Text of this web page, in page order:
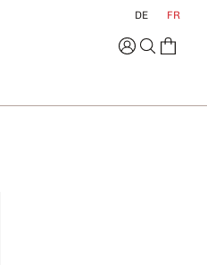
DE FR